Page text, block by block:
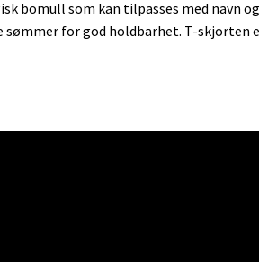
bomull som kan tilpasses med navn
sømmer for god holdbarhet. T-